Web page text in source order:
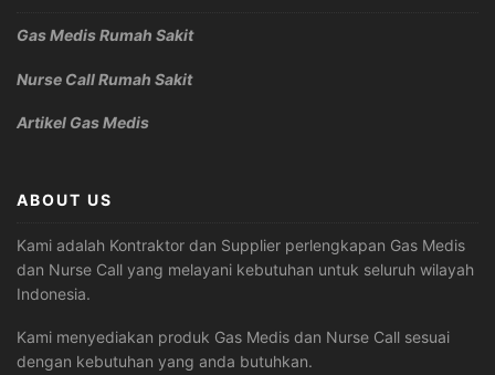
Gas Medis Rumah Sakit
Nurse Call Rumah Sakit
Artikel Gas Medis
ABOUT US
Kami adalah Kontraktor dan Supplier perlengkapan Gas Medis
dan Nurse Call yang melayani kebutuhan untuk seluruh wilayah
Indonesia.
Kami menyediakan produk Gas Medis dan Nurse Call sesuai
dengan kebutuhan yang anda butuhkan.